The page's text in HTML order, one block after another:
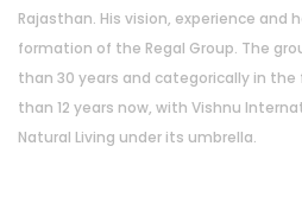
Rajasthan. His vision, experience and
formation of the Regal Group. The
than 30 years and categorically in
than 12 years now, with Vishnu
Natural Living under its umbrella.